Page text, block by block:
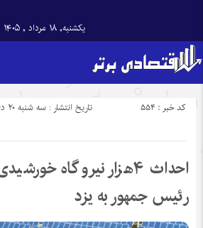
یکشنبه, ۱۸ مرداد , ۱۴۰۵
تاریخ انتشار : سه شنبه ۲۰ دی ۱۴۰۱ - ۱۷:۲۶ کد خبر : 554
احداث ۴هزار نیروگاه
رئیس جمهور به یزد